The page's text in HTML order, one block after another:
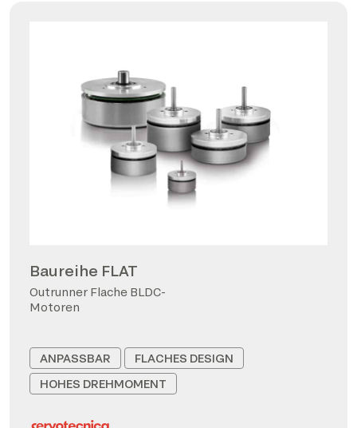
Baureihe FLAT
Outrunner Flache BLDC-
Motoren
ANPASSBAR
FLACHES DESIGN
HOHES DREHMOMENT